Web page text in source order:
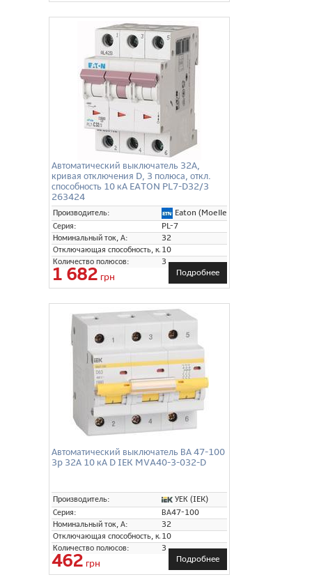
Автоматический выключатель 32А,
кривая отключения D, 3 полюса, откл.
способность 10 кА EATON PL7-D32/3
263424
Производитель:
Eaton (Moeller)
Серия:
PL-7
Номинальный ток, А:
32
Отключающая способность, кА:10
Количество полюсов:
3
1 682 грн Подробнее
Автоматический выключатель ВА 47-100
3p 32А 10 кА D IEK MVA40-3-032-D
Производитель:
УЕК (IEK)
Серия:
ВА47-100
Номинальный ток, А:
32
Отключающая способность, кА:10
Количество полюсов:
3
462 грн Подробнее